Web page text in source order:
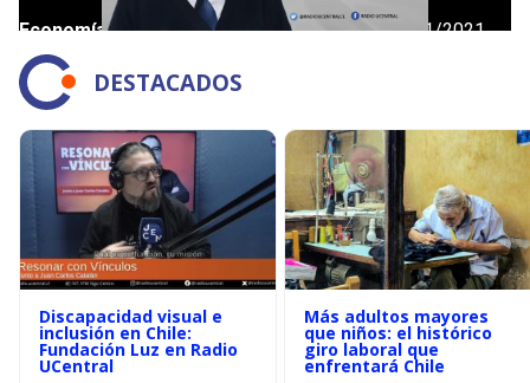
DESTACADOS
Discapacidad visual e
inclusión en Chile:
Fundación Luz en Radio
UCentral
Más adultos mayores
que niños: el histórico
giro laboral que
enfrentará Chile